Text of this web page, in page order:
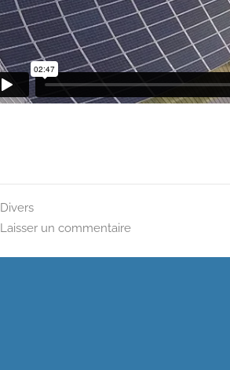
Divers
Laisser un commentaire